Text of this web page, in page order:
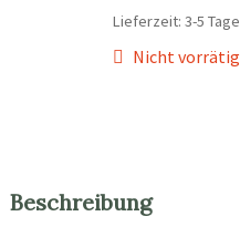
Lieferzeit: 3-5
Nicht vorrätig
Beschreibung